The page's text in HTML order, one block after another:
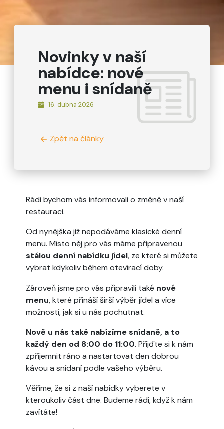
Novinky v naší
nabídce: nové
menu i snídaně
16. dubna 2026
Zpět na články
Rádi bychom vás informovali o změně v naší
restauraci.
Od nynějška již nepodáváme klasické denní
menu. Místo něj pro vás máme připravenou
stálou denní nabídku jídel, ze které si můžete
vybrat kdykoliv během otevírací doby.
Zároveň jsme pro vás připravili také nové
menu, které přináší širší výběr jídel a více
možností, jak si u nás pochutnat.
Nově u nás také nabízíme snídaně, a to
každý den od 8:00 do 11:00. Přijďte si k nám
zpříjemnit ráno a nastartovat den dobrou
kávou a snídaní podle vašeho výběru.
Věříme, že si z naší nabídky vyberete v
kteroukoliv část dne. Budeme rádi, když k nám
zavítáte!